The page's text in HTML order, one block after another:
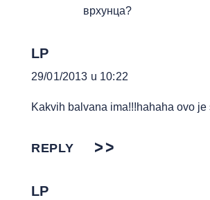
врхунца?
LP
29/01/2013 u 10:22
Kakvih balvana ima!!!hahaha ovo je
REPLY
LP